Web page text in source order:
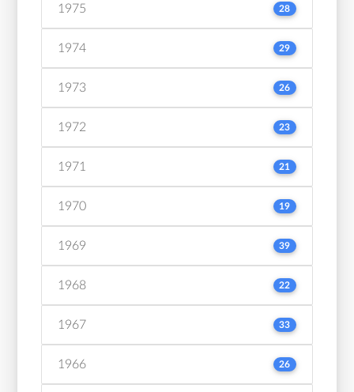
1975 28
1974 29
1973 26
1972 23
1971 21
1970 19
1969 39
1968 22
1967 33
1966 26